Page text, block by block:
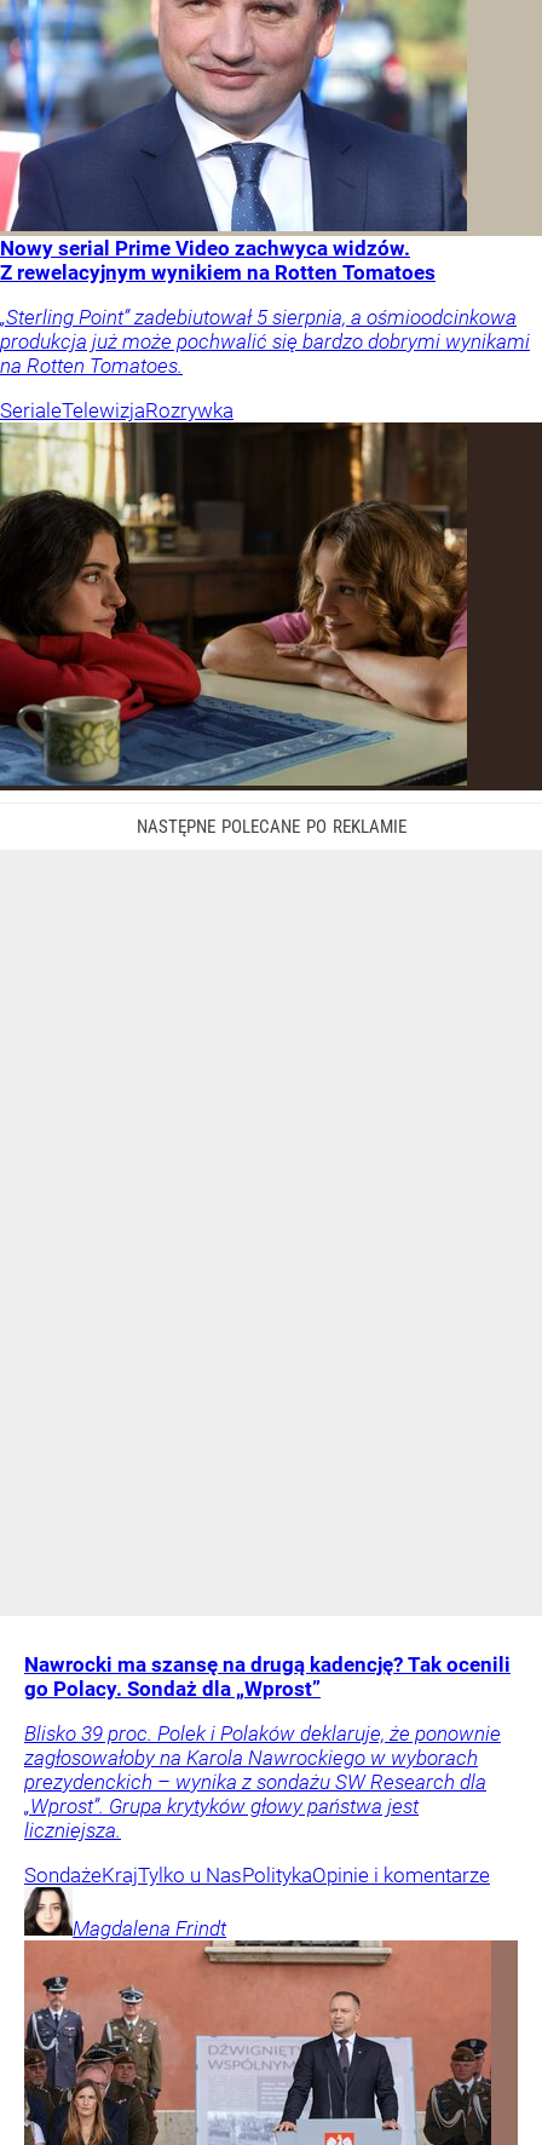
Nowy serial Prime Video zachwyca widzów.
Z rewelacyjnym wynikiem na Rotten Tomatoes
„Sterling Point” zadebiutował 5 sierpnia, a ośmioodcinkowa
produkcja już może pochwalić się bardzo dobrymi wynikami
na Rotten Tomatoes.
SerialeTelewizjaRozrywka
Nawrocki ma szansę na drugą kadencję? Tak ocenili
go Polacy. Sondaż dla „Wprost”
Blisko 39 proc. Polek i Polaków deklaruje, że ponownie
zagłosowałoby na Karola Nawrockiego w wyborach
prezydenckich – wynika z sondażu SW Research dla
„Wprost”. Grupa krytyków głowy państwa jest
liczniejsza.
SondażeKrajTylko u NasPolitykaOpinie i komentarze
Magdalena Frindt